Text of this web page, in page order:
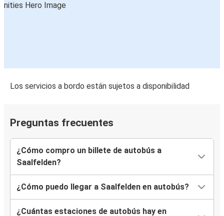
Los servicios a bordo están sujetos a disponibilidad
Preguntas frecuentes
¿Cómo compro un billete de autobús a
Saalfelden?
¿Cómo puedo llegar a Saalfelden en autobús?
¿Cuántas estaciones de autobús hay en